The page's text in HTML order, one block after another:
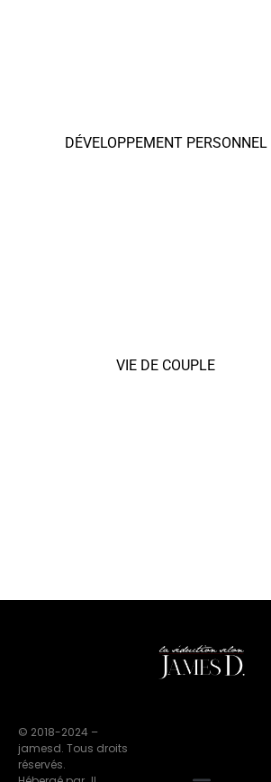
DÉVELOPPEMENT PERSONNEL
VIE DE COUPLE
© 2018-2024 –
jamesd. Tous droits
réservés.